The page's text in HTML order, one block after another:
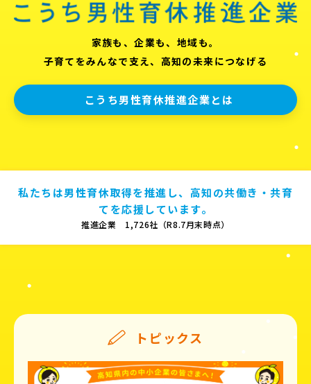
家族も、企業も、地域も。
子育てをみんなで支え、高知の未来につなげる
こうち男性育休推進企業とは
私たちは男性育休取得を推進し、高知の共働き・共育
てを応援しています。
推進企業 1,726社（R8.7月末時点）
トピックス